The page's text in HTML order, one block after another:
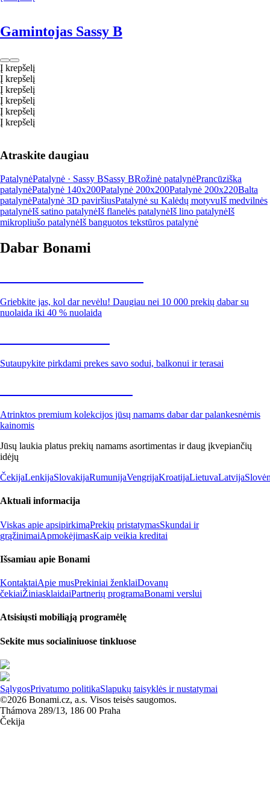
Gamintojas Sassy B
Į krepšelį
Į krepšelį
Į krepšelį
Į krepšelį
Į krepšelį
Į krepšelį
Atraskite daugiau
PatalynėPatalynė · Sassy BSassy BRožinė patalynėPrancūziška
patalynėPatalynė 140x200Patalynė 200x200Patalynė 200x220Balta
patalynėPatalynė 3D paviršiusPatalynė su Kalėdų motyvuIš medvilnės
patalynėIš satino patalynėIš flanelės patalynėIš lino patalynėIš
mikropliušo patalynėIš banguotos tekstūros patalynė
Dabar Bonami
Griebkite jas, kol dar nevėlu! Daugiau nei 10 000 prekių dabar su
nuolaida iki 40 % nuolaida
Sutaupykite pirkdami prekes savo sodui, balkonui ir terasai
Atrinktos premium kolekcijos jūsų namams dabar dar palankesnėmis
kainomis
Jūsų laukia platus prekių namams asortimentas ir daug įkvepiančių
idėjų
ČekijaLenkijaSlovakijaRumunijaVengrijaKroatijaLietuvaLatvija
Aktuali informacija
Viskas apie apsipirkimąPrekių pristatymasSkundai ir
grąžinimaiApmokėjimasKaip veikia kreditai
Išsamiau apie Bonami
KontaktaiApie musPrekiniai ženklaiDovanų
čekiaiŽiniasklaidaiPartnerių programaBonami verslui
Atsisiųsti mobiliąją programėlę
Sekite mus socialiniuose tinkluose
SąlygosPrivatumo politikaSlapukų taisyklės ir nustatymai
©2026 Bonami.cz, a.s. Visos teisės saugomos.
Thámova 289/13, 186 00 Praha
Čekija